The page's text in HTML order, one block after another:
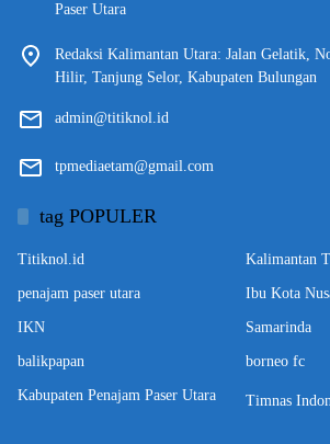
Paser Utara
Redaksi Kalimantan Utara: Jalan Gelatik,
Hilir, Tanjung Selor, Kabupaten Bulungan
admin@titiknol.id
tpmediaetam@gmail.com
tag POPULER
Titiknol.id Kalimantan
penajam paser utara Ibu Kota
IKN Samarinda
balikpapan borneo fc
Kabupaten Penajam Paser Utara Timnas